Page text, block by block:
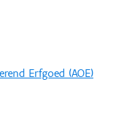
Erfgoed (AOE)